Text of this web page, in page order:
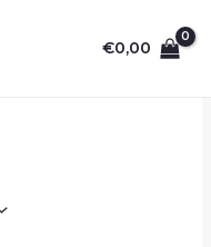
€0,00